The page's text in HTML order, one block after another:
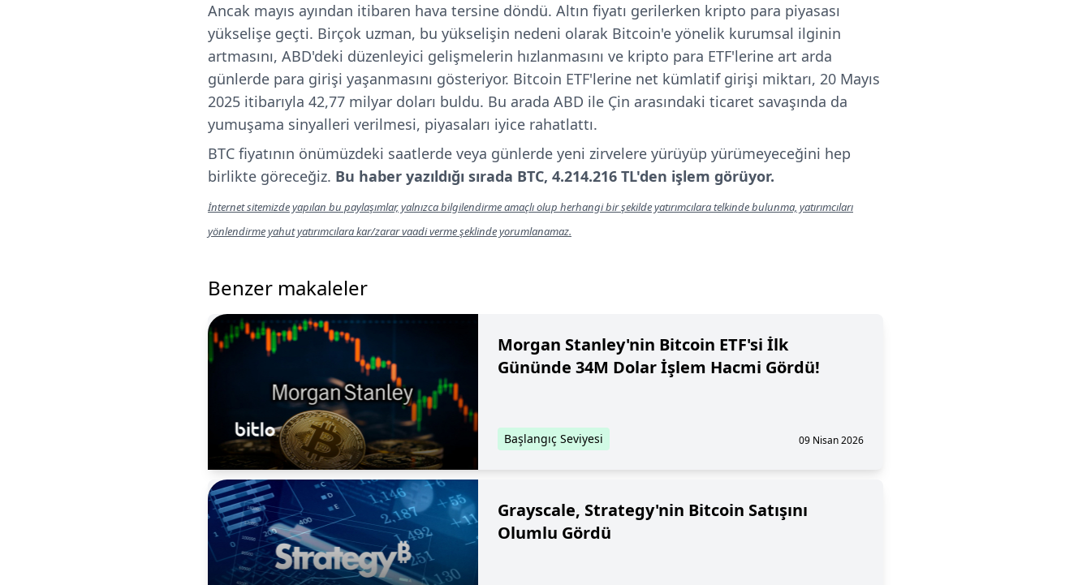
Ancak mayıs ayından itibaren hava tersine döndü. Altın fiyatı gerilerken kripto para piyasası
yükselişe geçti. Birçok uzman, bu yükselişin nedeni olarak Bitcoin'e yönelik kurumsal ilginin
artmasını, ABD'deki düzenleyici gelişmelerin hızlanmasını ve kripto para ETF'lerine art arda
günlerde para girişi yaşanmasını gösteriyor. Bitcoin ETF'lerine net kümlatif girişi miktarı, 20 Mayıs
2025 itibarıyla 42,77 milyar doları buldu. Bu arada ABD ile Çin arasındaki ticaret savaşında da
yumuşama sinyalleri verilmesi, piyasaları iyice rahatlattı.
BTC fiyatının önümüzdeki saatlerde veya günlerde yeni zirvelere yürüyüp yürümeyeceğini hep
birlikte göreceğiz. Bu haber yazıldığı sırada BTC, 4.214.216 TL'den işlem görüyor.
İnternet sitemizde yapılan bu paylaşımlar, yalnızca bilgilendirme amaçlı olup herhangi bir şekilde yatırımcılara telkinde bulunma, yatırımcıları
yönlendirme yahut yatırımcılara kar/zarar vaadi verme şeklinde yorumlanamaz.
Benzer makaleler
Morgan Stanley'nin Bitcoin ETF'si İlk
Gününde 34M Dolar İşlem Hacmi Gördü!
Başlangıç Seviyesi 09 Nisan 2026
Grayscale, Strategy'nin Bitcoin Satışını
Olumlu Gördü